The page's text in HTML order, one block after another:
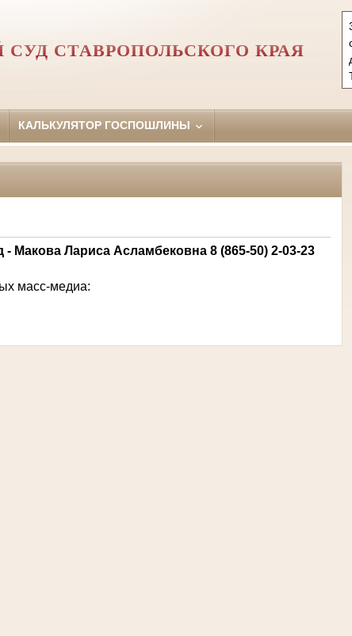
СТАВРОПОЛЬСКОГО КРАЯ
КАЛЬКУЛЯТОР ГОСПОШЛИНЫ
Макова Лариса Асламбековна 8 (865-50) 2-03-23
масс-медиа: